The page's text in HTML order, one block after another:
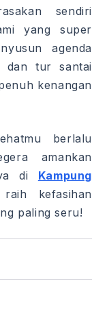
sendiri
yang super
agenda
dan tur santai
kenangan
berlalu
amankan
di Kampung
kefasihan
paling seru!